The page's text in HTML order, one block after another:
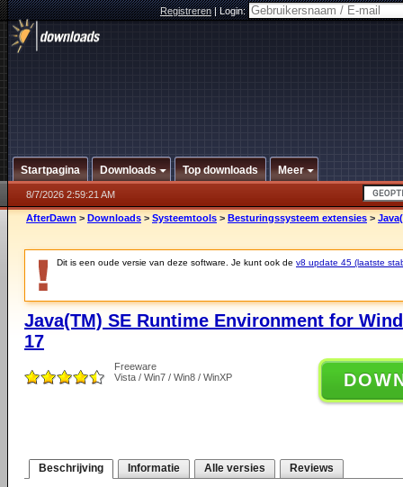
Registreren|Login:
Startpagina Downloads Top downloads Meer
8/7/2026 2:59:21 AM
AfterDawn > Downloads > Systeemtools > Besturingssysteem extensies >
Dit is een oude versie van deze software. Je kunt ook de v8 update 45 (laatste
Java(TM) SE Runtime Environment for
17
Freeware
Vista / Win7 / Win8 / WinXP
Beschrijving Informatie Alle versies Reviews